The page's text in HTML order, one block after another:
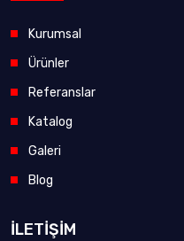
Kurumsal
Ürünler
Referanslar
Katalog
Galeri
Blog
İLETİŞİM